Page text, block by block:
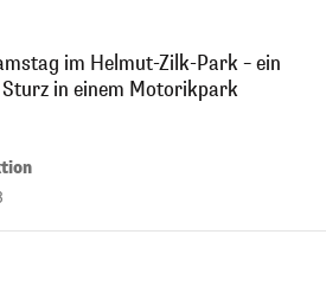
im Helmut-Zilk-Park – ein
in einem Motorikpark